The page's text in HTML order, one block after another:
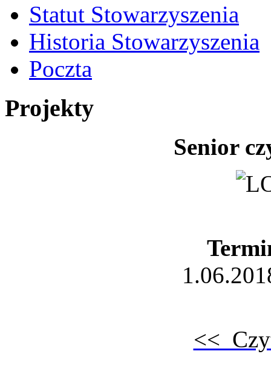
Statut Stowarzyszenia
Historia Stowarzyszenia
Poczta
Projekty
Senior
<<